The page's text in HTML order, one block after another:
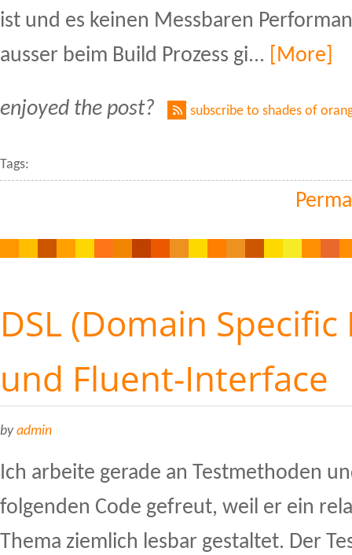
ist und es keinen Messbaren
ausser beim Build Prozess gi...
[More]
enjoyed the post? subscribe to shades of
Tags:
DSL (Domain Specific
und Fluent-Interface
byadmin
Ich arbeite gerade an Testmethoden
folgenden Code gefreut, weil er ein
Thema ziemlich lesbar gestaltet. Der